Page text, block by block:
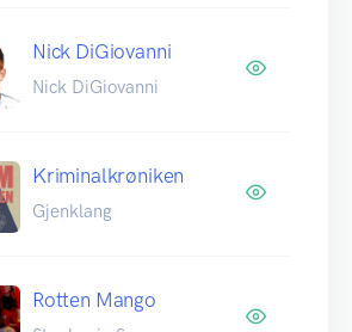
Nick DiGiovanni
Nick DiGiovanni
Kriminalkrøniken
Gjenklang
Rotten Mango